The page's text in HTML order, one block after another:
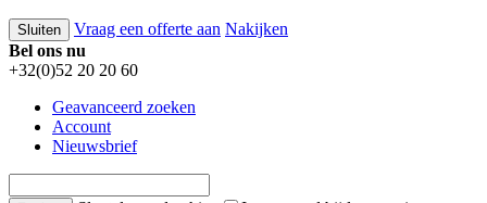
Sluiten Vraag een offerte aan Nakijken
Bel ons nu
+32(0)52 20 20 60
Geavanceerd zoeken
Account
Nieuwsbrief